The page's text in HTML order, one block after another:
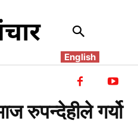
English
रुपन्देहीले गर्यो